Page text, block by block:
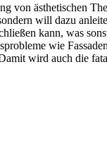
von ästhetischen
will dazu
kann, was
wie
wird auch die